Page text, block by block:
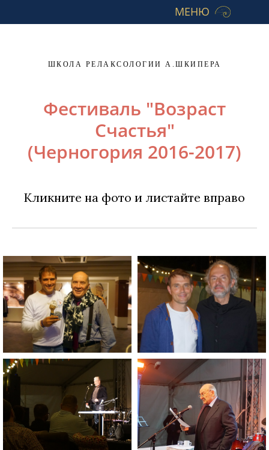
МЕНЮ
ШКОЛА РЕЛАКСОЛОГИИ А.ШКИПЕРА
Фестиваль "Возраст
Счастья"
(Черногория 2016-2017)
Кликните на фото и листайте вправо